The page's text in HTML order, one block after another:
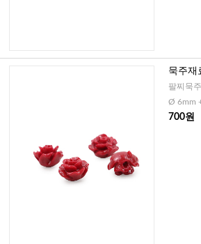
묵주재
핀 형,
팔찌묵
Ø 6mm
700원